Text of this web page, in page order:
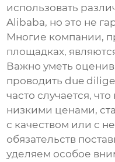
использовать
Alibaba, но это не
Многие компании,
площадках,
Важно уметь
проводить due
часто случается,
низкими ценами,
с качеством или с
обязательств
уделяем особое